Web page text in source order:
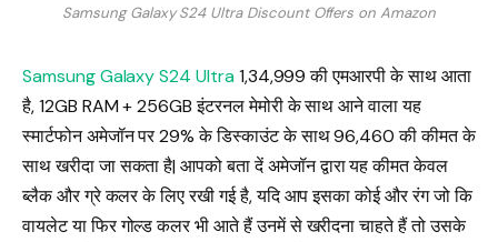
Samsung Galaxy S24 Ultra Discount Offers on Amazon
Samsung Galaxy S24 Ultra₹1,34,999 की एमआरपी के साथ आता
है, 12GB RAM + 256GB इंटरनल मेमोरी के साथ आने वाला यह
स्मार्टफोन अमेजॉन पर 29% के डिस्काउंट के साथ ₹96,460 की कीमत के
साथ खरीदा जा सकता है| आपको बता दें अमेजॉन द्वारा यह कीमत केवल
ब्लैक और ग्रे कलर के लिए रखी गई है, यदि आप इसका कोई और रंग जो कि
वायलेट या फिर गोल्ड कलर भी आते हैं उनमें से खरीदना चाहते हैं तो उसके